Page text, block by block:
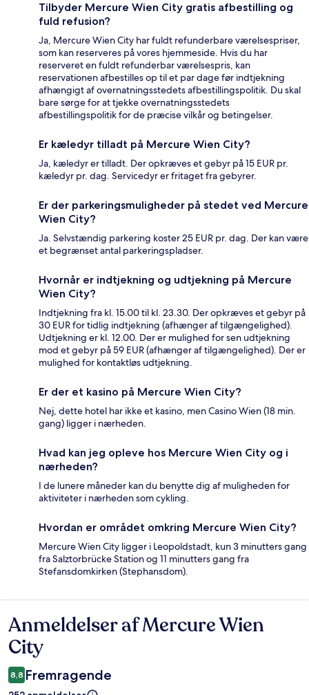
Tilbyder Mercure Wien City gratis afbestilling og
fuld refusion?
Ja, Mercure Wien City har fuldt refunderbare værelsespriser,
som kan reserveres på vores hjemmeside. Hvis du har
reserveret en fuldt refunderbar værelsespris, kan
reservationen afbestilles op til et par dage før indtjekning
afhængigt af overnatningsstedets afbestillingspolitik. Du skal
bare sørge for at tjekke overnatningsstedets
afbestillingspolitik for de præcise vilkår og betingelser.
Er kæledyr tilladt på Mercure Wien City?
Ja, kæledyr er tilladt. Der opkræves et gebyr på 15 EUR pr.
kæledyr pr. dag. Servicedyr er fritaget fra gebyrer.
Er der parkeringsmuligheder på stedet ved Mercure
Wien City?
Ja. Selvstændig parkering koster 25 EUR pr. dag. Der kan være
et begrænset antal parkeringspladser.
Hvornår er indtjekning og udtjekning på Mercure
Wien City?
Indtjekning fra kl. 15.00 til kl. 23.30. Der opkræves et gebyr på
30 EUR for tidlig indtjekning (afhænger af tilgængelighed).
Udtjekning er kl. 12.00. Der er mulighed for sen udtjekning
mod et gebyr på 59 EUR (afhænger af tilgængelighed). Der er
mulighed for kontaktløs udtjekning.
Er der et kasino på Mercure Wien City?
Nej, dette hotel har ikke et kasino, men Casino Wien (18 min.
gang) ligger i nærheden.
Hvad kan jeg opleve hos Mercure Wien City og i
nærheden?
I de lunere måneder kan du benytte dig af muligheden for
aktiviteter i nærheden som cykling.
Hvordan er området omkring Mercure Wien City?
Mercure Wien City ligger i Leopoldstadt, kun 3 minutters gang
fra Salztorbrücke Station og 11 minutters gang fra
Stefansdomkirken (Stephansdom).
Anmeldelser
Anmeldelser af Mercure Wien
City
8,8 Fremragende